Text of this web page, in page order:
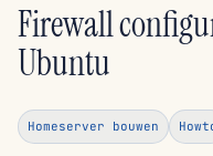
Firewall
Ubuntu
Homeserver bouwen